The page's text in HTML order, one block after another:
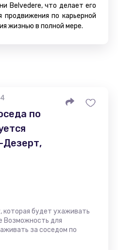
Belvedere, что делает его
по карьерной
жизнью в полной мере.
по
Дезерт,
будет ухаживать
Возможность для
за соседом по